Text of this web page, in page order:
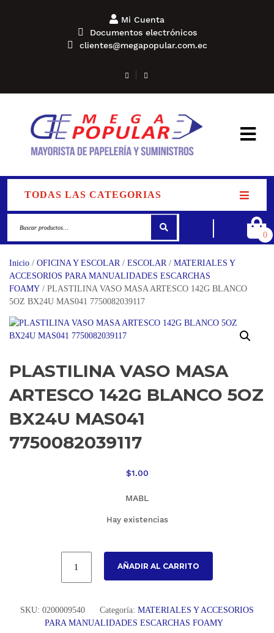
Mi Cuenta
Documentos electrónicos
clientes@megapopular.com.ec
TODAS LAS CATEGORIAS
0
Inicio / OFICINA Y ESCOLAR / ESCOLAR / MATERIALES Y
ACCESORIOS PARA MANUALIDADES ESCARCHAS
FOAMY / PLASTILINA VASO MASA ARTESCO 142G BLANCO
5OZ BX24U MAS041 7750082039117
PLASTILINA VASO MASA
ARTESCO 142G BLANCO 5OZ
BX24U MAS041
7750082039117
$1.00
MABL
Hay existencias
AÑADIR AL CARRITO
SKU: 0200009540 Categoría: MATERIALES Y ACCESORIOS
PARA MANUALIDADES ESCARCHAS FOAMY